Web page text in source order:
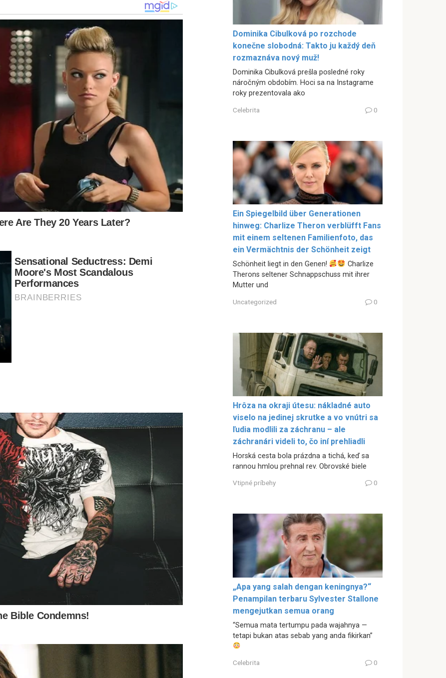
Dominika Cibulková po rozchode
konečne slobodná: Takto ju každý deň
rozmaznáva nový muž!
Dominika Cibulková prešla posledné roky
náročným obdobím. Hoci sa na Instagrame
roky prezentovala ako
Celebrita 0
Ein Spiegelbild über Generationen
hinweg: Charlize Theron verblüfft Fans
mit einem seltenen Familienfoto, das
ein Vermächtnis der Schönheit zeigt
Schönheit liegt in den Genen!
Charlize
Therons seltener Schnappschuss mit ihrer
Mutter und
Uncategorized 0
Hrôza na okraji útesu: nákladné auto
viselo na jedinej skrutke a vo vnútri sa
ľudia modlili za záchranu – ale
záchranári videli to, čo iní prehliadli
Horská cesta bola prázdna a tichá, keď sa
rannou hmlou prehnal rev. Obrovské biele
Vtipné príbehy 0
„Apa yang salah dengan keningnya?“
Penampilan terbaru Sylvester Stallone
mengejutkan semua orang
“Semua mata tertumpu pada wajahnya —
tetapi bukan atas sebab yang anda fikirkan”
Celebrita 0